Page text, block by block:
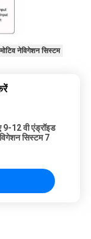
नेविगेशन सिस्टम
9-12 वी एंड्रॉइड
सिस्टम 7